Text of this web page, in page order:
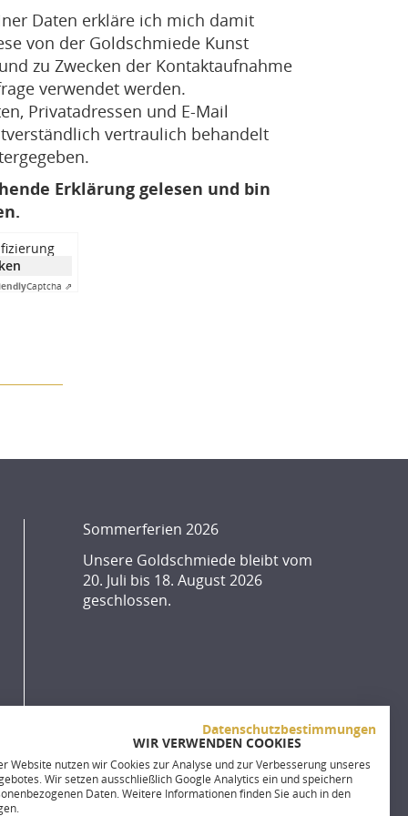
Daten erkläre ich mich damit
von der Goldschmiede Kunst
zu Zwecken der Kontaktaufnahme
verwendet werden.
Privatadressen und E-Mail
vertraulich behandelt
Erklärung gelesen und bin
Captcha ⇗
Sommerferien 2026
Unsere Goldschmiede bleibt vom
20. Juli bis 18. August 2026
geschlossen.
Datenschutzbestimmungen
WIR VERWENDEN COOKIES
Website nutzen wir Cookies zur Analyse und zur Verbesserung unseres
Wir setzen ausschließlich Google Analytics ein und speichern
Daten. Weitere Informationen finden Sie auch in den